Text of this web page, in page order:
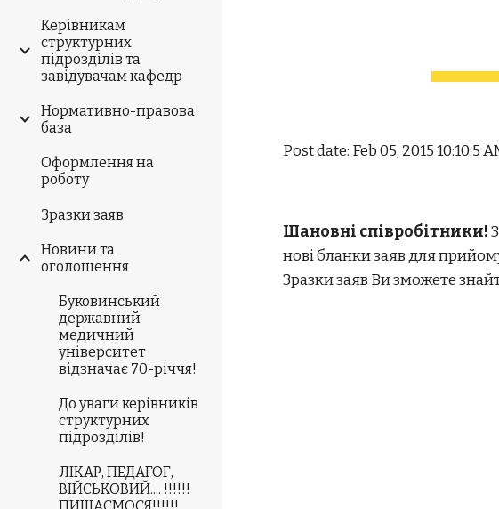
Керівникам
структурних
підрозділів та
завідувачам кафедр
Нормативно-правова
база
Оформлення на
роботу
Зразки заяв
Новини та
оголошення
Буковинський
державний
медичний
університет
відзначає 70-річчя!
До уваги керівників
структурних
підрозділів!
ЛІКАР, ПЕДАГОГ,
ВІЙСЬКОВИЙ.... !!!!!!
Post date: Feb 05, 2015 10:10:5
Шановні співробітники!
нові бланки заяв для
Зразки заяв Ви зможете